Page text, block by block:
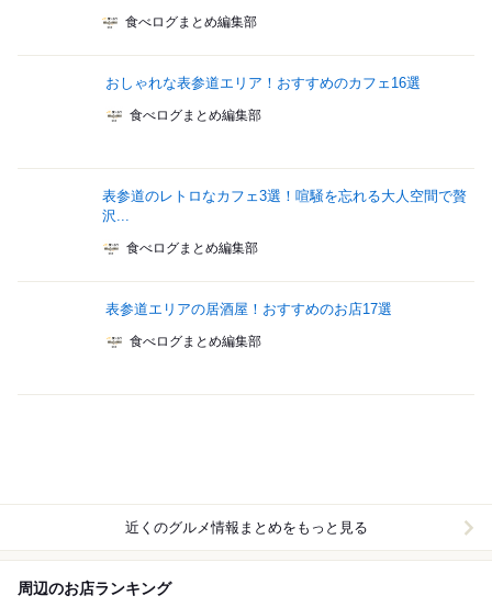
食べログまとめ編集部
おしゃれな表参道エリア！おすすめのカフェ16選
食べログまとめ編集部
表参道のレトロなカフェ3選！喧騒を忘れる大人空間で贅
沢...
食べログまとめ編集部
表参道エリアの居酒屋！おすすめのお店17選
食べログまとめ編集部
近くのグルメ情報まとめをもっと見る
周辺のお店ランキング